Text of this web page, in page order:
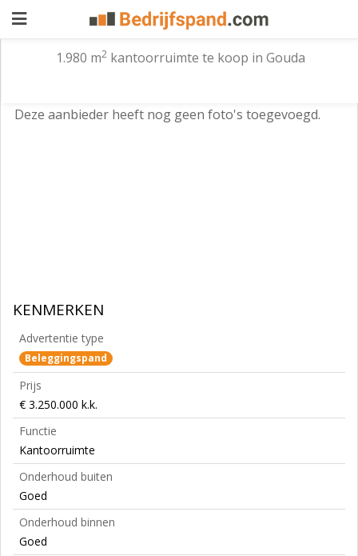
aanbieden
1.980 m2 kantoorruimte te koop in Gouda
Deze aanbieder heeft nog geen foto's toegevoegd.
KENMERKEN
Advertentie type
Beleggingspand
Prijs
€ 3.250.000 k.k.
Functie
Kantoorruimte
Onderhoud buiten
Goed
Onderhoud binnen
Goed